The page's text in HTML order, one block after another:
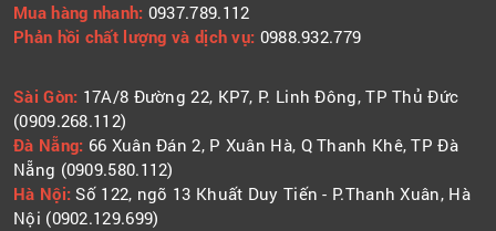
Mua hàng nhanh: 0937.789.112
Phản hồi chất lượng và dịch vụ: 0988.932.779
​​​​​​Sài Gòn: 17A/8 Đường 22, KP7, P. Linh Đông, TP Thủ Đức
(0909.268.112)
Đà Nẵng: 66 Xuân Đán 2, P Xuân Hà, Q Thanh Khê, TP Đà
Nẵng (0909.580.112)
Hà Nội: Số 122, ngõ 13 Khuất Duy Tiến - P.Thanh Xuân, Hà
Nội (0902.129.699)